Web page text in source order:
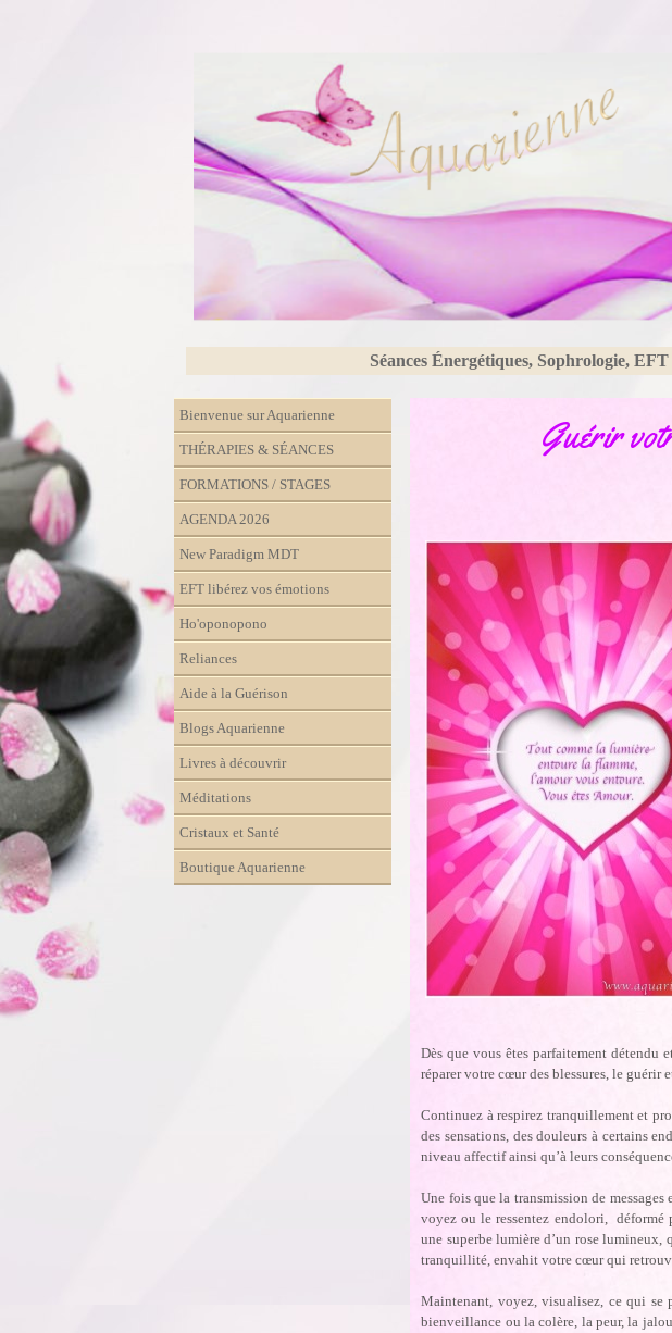
Séances Énergétiques, Sophrologie,
Bienvenue sur Aquarienne
THÉRAPIES & SÉANCES
FORMATIONS / STAGES
AGENDA 2026
New Paradigm MDT
EFT libérez vos émotions
Ho'oponopono
Reliances
Aide à la Guérison
Blogs Aquarienne
Livres à découvrir
Méditations
Cristaux et Santé
Boutique Aquarienne
Guérir
Dès que vous êtes parfaitement détendu
réparer votre cœur des blessures, le
Continuez à respirez tranquillement et
des sensations, des douleurs à certains
niveau affectif ainsi qu’à leurs
Une fois que la transmission de
voyez ou le ressentez endolori, déformé
une superbe lumière d’un rose lumineux,
tranquillité, envahit votre cœur qui
Maintenant, voyez, visualisez, ce qui se
bienveillance ou la colère, la peur, la